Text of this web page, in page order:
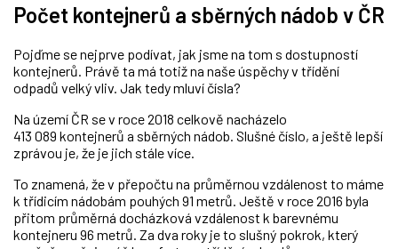
Počet kontejnerů a sběrných nádob v ČR
Pojďme se nejprve podívat, jak jsme na tom s dostupností
kontejnerů. Právě ta má totiž na naše úspěchy v třídění
odpadů velký vliv. Jak tedy mluví čísla?
Na území ČR se v roce 2018 celkově nacházelo
413 089 kontejnerů a sběrných nádob. Slušné číslo, a ještě lepší
zprávou je, že je jich stále více.
To znamená, že v přepočtu na průměrnou vzdálenost to máme
k třídicím nádobám pouhých 91 metrů. Ještě v roce 2016 byla
přitom průměrná docházková vzdálenost k barevnému
kontejneru 96 metrů. Za dva roky je to slušný pokrok, který